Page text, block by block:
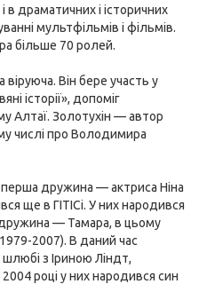
в драматичних і історичних
мультфільмів і фільмів.
більше 70 ролей.
Він бере участь у
історії», допоміг
Алтаї. Золотухін — автор
числі про Володимира
дружина — актриса Ніна
ще в ГІТІСі. У них народився
— Тамара, в цьому
2007). В даний час
з Іриною Ліндт,
році у них народився син